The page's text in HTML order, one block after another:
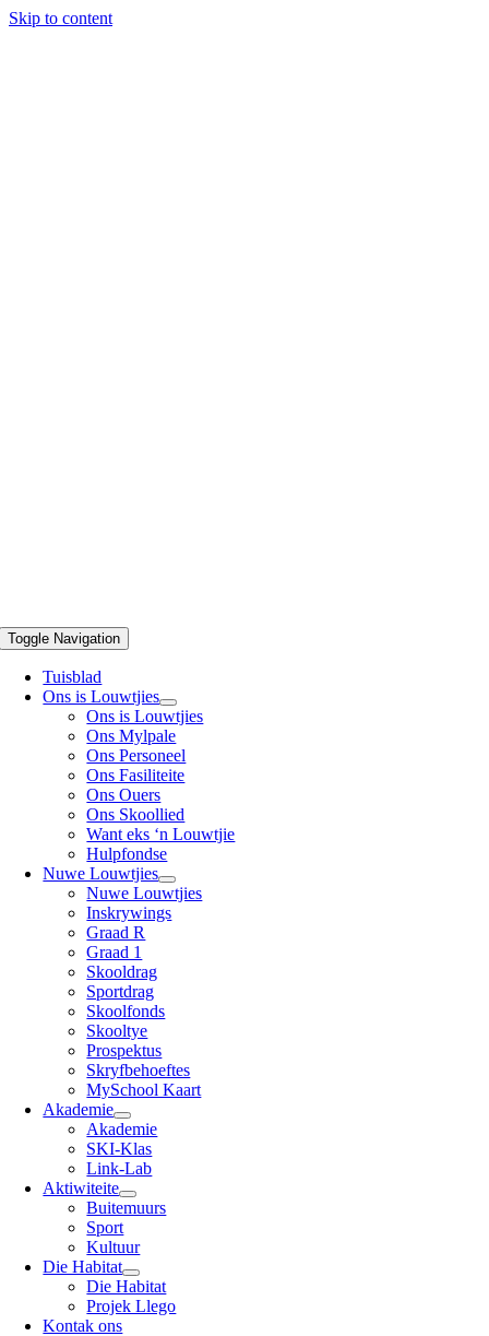
Skip to content
Toggle Navigation
Tuisblad
Ons is Louwtjies
Ons is Louwtjies
Ons Mylpale
Ons Personeel
Ons Fasiliteite
Ons Ouers
Ons Skoollied
Want eks ‘n Louwtjie
Hulpfondse
Nuwe Louwtjies
Nuwe Louwtjies
Inskrywings
Graad R
Graad 1
Skooldrag
Sportdrag
Skoolfonds
Skooltye
Prospektus
Skryfbehoeftes
MySchool Kaart
Akademie
Akademie
SKI-Klas
Link-Lab
Aktiwiteite
Buitemuurs
Sport
Kultuur
Die Habitat
Die Habitat
Projek Llego
Kontak ons